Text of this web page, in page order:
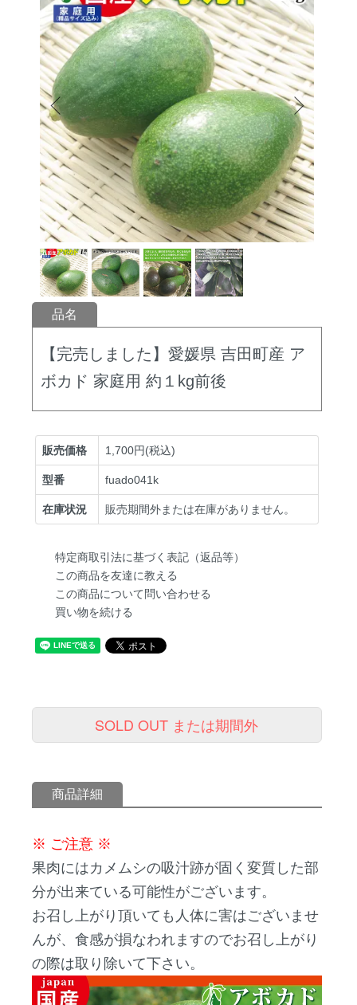
品名
【完売しました】愛媛県 吉田町産 ア
ボカド 家庭用 約１kg前後
販売価格 1,700円(税込)
型番 fuado041k
在庫状況 販売期間外または在庫がありません。
特定商取引法に基づく表記（返品等）
この商品を友達に教える
この商品について問い合わせる
買い物を続ける
SOLD OUT または期間外
商品詳細
※ ご注意 ※
果肉にはカメムシの吸汁跡が固く変質した部
分が出来ている可能性がございます。
お召し上がり頂いても人体に害はございませ
んが、食感が損なわれますのでお召し上がり
の際は取り除いて下さい。